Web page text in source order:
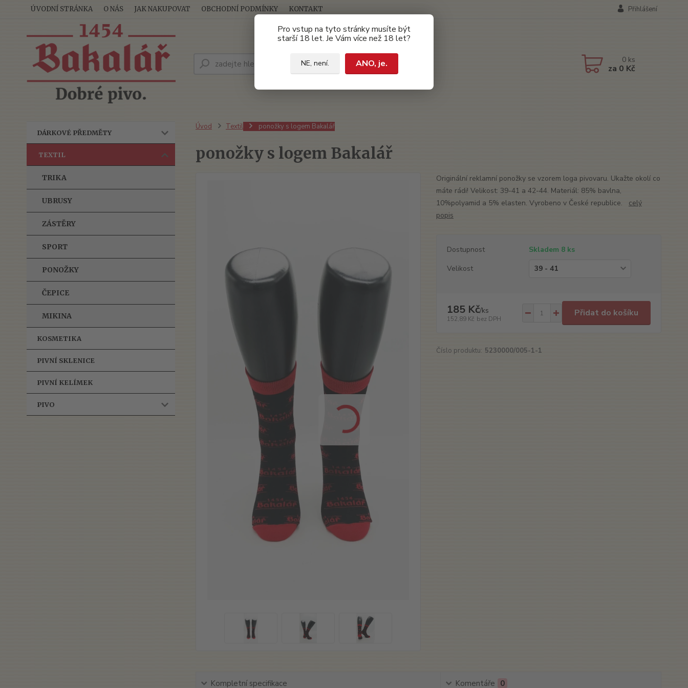
Pro vstup na tyto stránky musíte být
starší 18 let. Je Vám více než 18 let?
NE, není. ANO, je.
ÚVODNÍ STRÁNKA O NÁS JAK NAKUPOVAT OBCHODNÍ PODMÍNKY KONTAKT Přihlášení
Hledat 0 ks
za 0 Kč
DÁRKOVÉ PŘEDMĚTY
TEXTIL
TRIKA
UBRUSY
ZÁSTĚRY
SPORT
PONOŽKY
ČEPICE
MIKINA
KOSMETIKA
PIVNÍ SKLENICE
PIVNÍ KELÍMEK
PIVO
Úvod Textil ponožky s logem Bakalář
ponožky s logem Bakalář
Originální reklamní ponožky se vzorem loga pivovaru. Ukažte okolí co
máte rádi! Velikost: 39-41 a 42-44. Materiál: 85% bavlna,
10%polyamid a 5% elasten. Vyrobeno v České republice. celý
popis
Dostupnost
Skladem 8 ks
Velikost
185 Kč/ks
152,89 Kč bez DPH
Přidat do košíku
Číslo produktu: 5230000/005-1-1
Kompletní specifikace Komentáře 0